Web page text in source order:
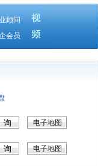
顾问
会员
电子地图
电子地图